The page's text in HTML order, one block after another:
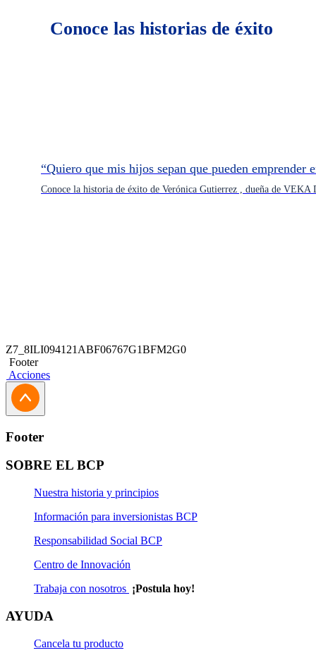
Conoce las historias de éxito
“Quiero que mis hijos sepan que pueden emprender
Conoce la historia de éxito de Verónica Gutierrez , dueña de
Z7_8ILI094121ABF06767G1BFM2G0
Footer
Acciones
Footer
SOBRE EL BCP
Nuestra historia y principios
Información para inversionistas BCP
Responsabilidad Social BCP
Centro de Innovación
Trabaja con nosotros ¡Postula hoy!
AYUDA
Cancela tu producto